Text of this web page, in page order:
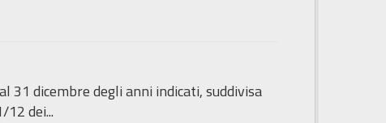
31 dicembre degli anni indicati, suddivisa
dei...